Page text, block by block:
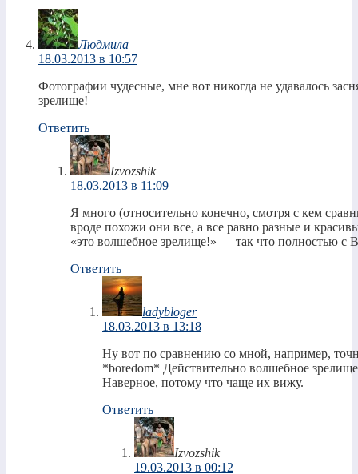
Людмила
18.03.2013 в 10:57
Фотографии чудесные, мне вот никогда не удавалось
зрелище!
Ответить
Izvozshik
18.03.2013 в 11:09
Я много (относительно конечно, смотря с кем
вроде похожи они все, а все равно разные и
«это волшебное зрелище!» — так что полностью с
Ответить
ladybloger
18.03.2013 в 13:18
Ну вот по сравнению со мной, например,
*boredom* Действительно волшебное
Наверное, потому что чаще их вижу.
Ответить
Izvozshik
19.03.2013 в 00:12